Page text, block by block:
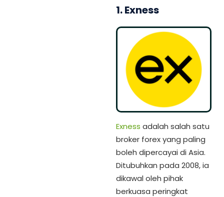
1. Exness
Exness adalah salah satu
broker forex yang paling
boleh dipercayai di Asia.
Ditubuhkan pada 2008, ia
dikawal oleh pihak
berkuasa peringkat